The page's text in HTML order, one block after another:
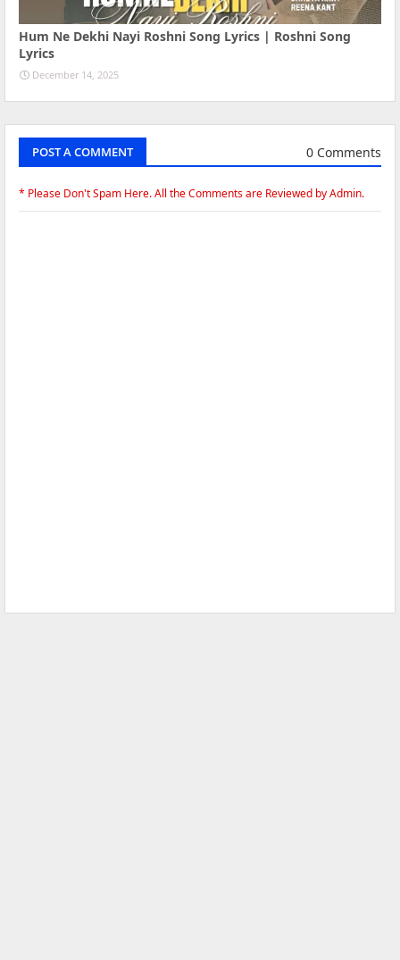
Hum Ne Dekhi Nayi Roshni Song Lyrics | Roshni Song
Lyrics
December 14, 2025
POST A COMMENT 0 Comments
* Please Don't Spam Here. All the Comments are Reviewed by Admin.